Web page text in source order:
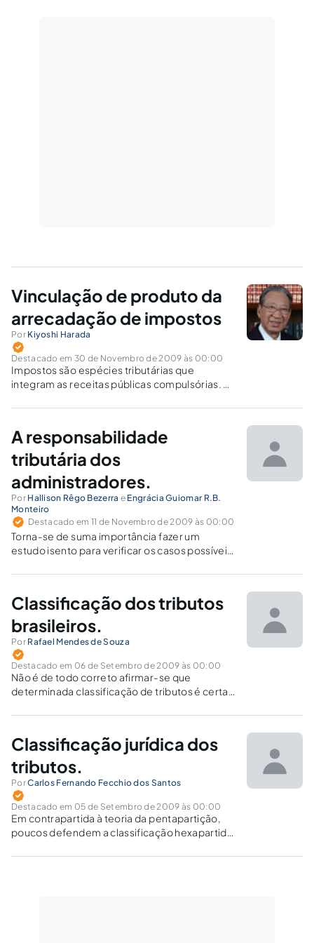
Vinculação de produto da
arrecadação de impostos
Por Kiyoshi Harada
Destacado em 30 de Novembro de 2009 às 00:00
Impostos são espécies tributárias que
integram as receitas públicas compulsórias. E
indisponíveis, inegociáveis e irrenunciáveis,
cumprimento das finalidades do Estado. Os
impostos destinam-se ao custeio de serviços
públicos…
A responsabilidade
tributária dos
administradores.
Por Hallison Rêgo Bezerra e Engrácia Guiomar R.B.
Monteiro
Destacado em 11 de Novembro de 2009 às 00:00
Torna-se de suma importância fazer um
estudo isento para verificar os casos possíveis
legitimados passivos na execução fiscal.
Classificação dos tributos
brasileiros.
Por Rafael Mendes de Souza
Destacado em 06 de Setembro de 2009 às 00:00
Não é de todo correto afirmar-se que
determinada classificação de tributos é certa
consideração se a mesma possui alguma
para o estudo do sistema tributário. Além…
Classificação jurídica dos
tributos.
PorCarlos Fernando Fecchio dos Santos
Destacado em 05 de Setembro de 2009 às 00:00
Em contrapartida à teoria da pentapartição,
poucos defendem a classificação hexapartida
espécie, que não é a contribuição para o